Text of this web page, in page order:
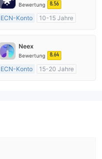
Bewertung 8.56
ECN-Konto
10-15 Jahre
Market Making (MM)
MT4-Volllizenz
Neex
Bewertung 8.64
ECN-Konto
15-20 Jahre